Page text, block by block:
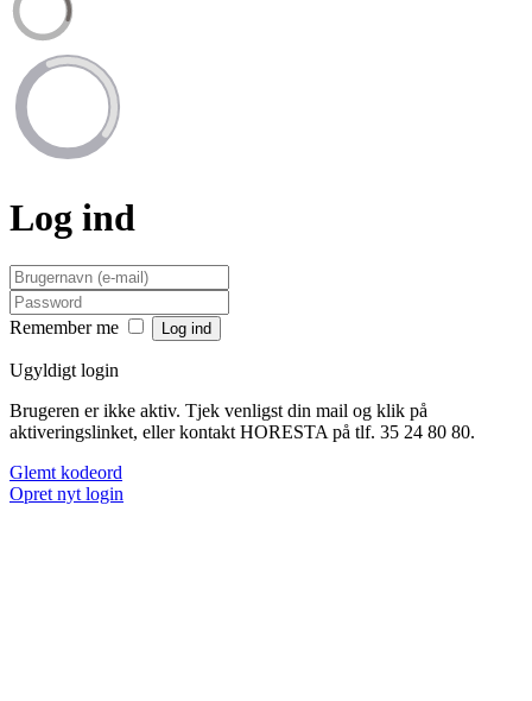
Log ind
Remember me
Ugyldigt login
Brugeren er ikke aktiv. Tjek venligst din mail og klik på
aktiveringslinket, eller kontakt HORESTA på tlf. 35 24 80 80.
Glemt kodeord
Opret nyt login